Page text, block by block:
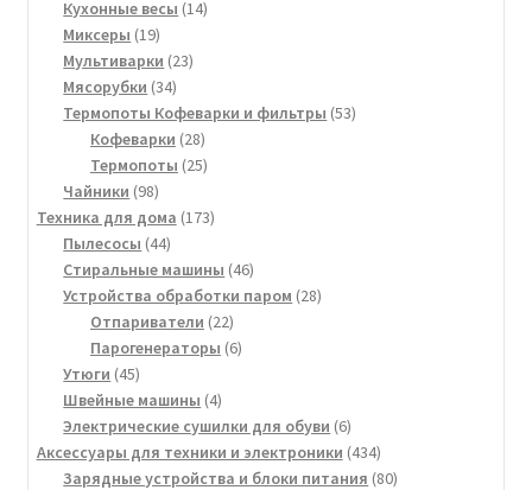
Кухонные весы 1414
Миксеры 1919
товаров
Мультиварки 2323
Мясорубки 3434
товара
Термопоты Кофеварки и фильтры 5353
Кофеварки 2828
товаров
Термопоты 2525
Чайники 9898
товаров
Техника для дома 173173
Пылесосы 4444
товара
Стиральные машины 4646
товаров
Устройства обработки паром 2828
Отпариватели 2222
товара
Парогенераторы 66
Утюги 4545
товаров
Швейные машины 44
товара
Электрические сушилки для обуви 66
товаров
Аксессуары для техники и электроники 434434
товара
Зарядные устройства и блоки питания 8080